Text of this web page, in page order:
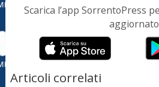
Scarica l’app SorrentoPress
aggiornato
Articoli correlati